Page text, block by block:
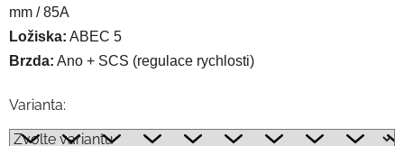
mm / 85A
Ložiska: ABEC 5
Brzda: Ano + SCS (regulace rychlosti)
Varianta: